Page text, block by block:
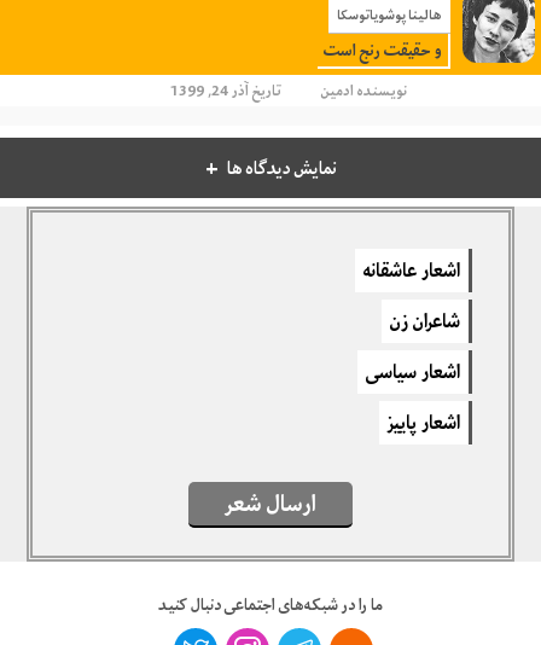
هالینا پوشویاتوسکا
و حقیقت رنج است
نویسندهادمین تاریخ آذر 24, 1399
نمایش دیدگاه ها
دیدگاهتان را بنویسید
برای نوشتن دیدگاه باید
اشعار عاشقانه
شاعران زن
اشعار سیاسی
اشعار پاییز
ارسال شعر
ما را در شبکه‌های اجتماعی دنبال کنید